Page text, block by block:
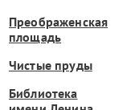
Преображенская
площадь
Чистые пруды
Библиотека